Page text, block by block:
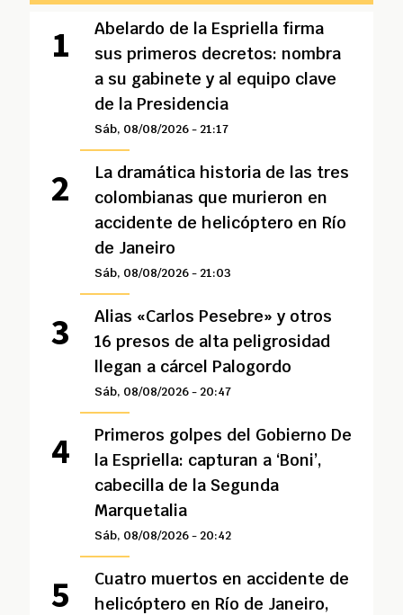
Abelardo de la Espriella firma
sus primeros decretos: nombra
a su gabinete y al equipo clave
de la Presidencia
Sáb, 08/08/2026 - 21:17
La dramática historia de las tres
colombianas que murieron en
accidente de helicóptero en Río
de Janeiro
Sáb, 08/08/2026 - 21:03
Alias «Carlos Pesebre» y otros
16 presos de alta peligrosidad
llegan a cárcel Palogordo
Sáb, 08/08/2026 - 20:47
Primeros golpes del Gobierno De
la Espriella: capturan a ‘Boni’,
cabecilla de la Segunda
Marquetalia
Sáb, 08/08/2026 - 20:42
Cuatro muertos en accidente de
helicóptero en Río de Janeiro,